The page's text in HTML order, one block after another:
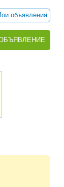
объявления